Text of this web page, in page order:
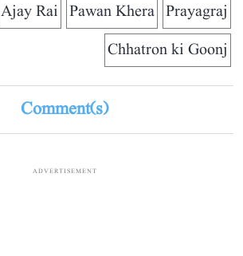
Prayagraj
Pawan Khera
Ajay Rai
Chhatron ki Goonj
Comment(s)
ADVERTISEMENT